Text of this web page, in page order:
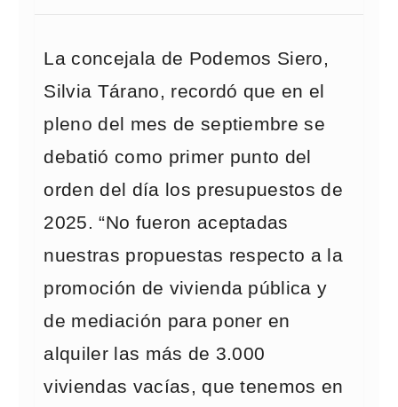
La concejala de Podemos Siero,
Silvia Tárano, recordó que en el
pleno del mes de septiembre se
debatió como primer punto del
orden del día los presupuestos de
2025. “No fueron aceptadas
nuestras propuestas respecto a la
promoción de vivienda pública y
de mediación para poner en
alquiler las más de 3.000
viviendas vacías, que tenemos en